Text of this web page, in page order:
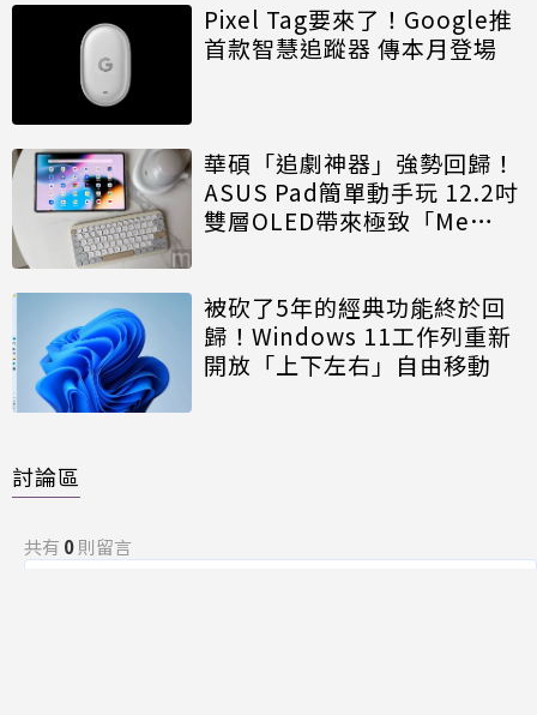
Pixel Tag要來了！Google推
首款智慧追蹤器 傳本月登場
華碩「追劇神器」強勢回歸！
ASUS Pad簡單動手玩 12.2吋
雙層OLED帶來極致「Me
被砍了5年的經典功能終於回
歸！Windows 11工作列重新
開放「上下左右」自由移動
討論區
共有 0則留言